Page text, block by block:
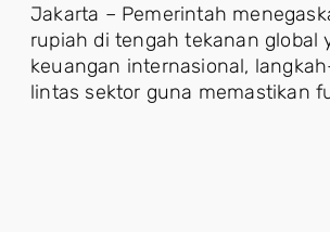
Jakarta – Pemerintah
rupiah di tengah tekanan global
keuangan internasional,
lintas sektor guna memastikan